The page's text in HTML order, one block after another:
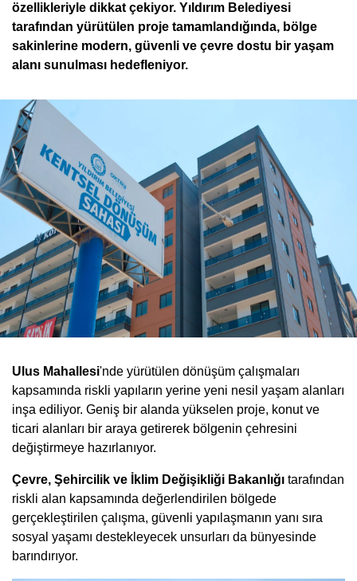
özellikleriyle dikkat çekiyor. Yıldırım Belediyesi
tarafından yürütülen proje tamamlandığında, bölge
sakinlerine modern, güvenli ve çevre dostu bir yaşam
alanı sunulması hedefleniyor.
Ulus Mahallesi'nde yürütülen dönüşüm çalışmaları
kapsamında riskli yapıların yerine yeni nesil yaşam alanları
inşa ediliyor. Geniş bir alanda yükselen proje, konut ve
ticari alanları bir araya getirerek bölgenin çehresini
değiştirmeye hazırlanıyor.
Çevre, Şehircilik ve İklim Değişikliği Bakanlığı tarafından
riskli alan kapsamında değerlendirilen bölgede
gerçekleştirilen çalışma, güvenli yapılaşmanın yanı sıra
sosyal yaşamı destekleyecek unsurları da bünyesinde
barındırıyor.